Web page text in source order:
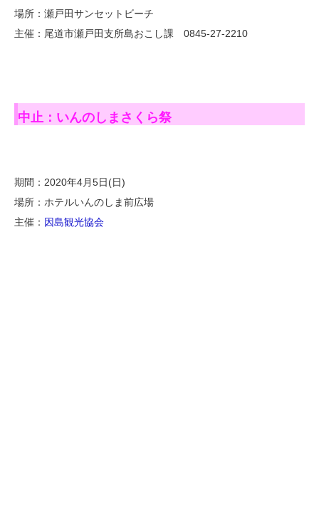
場所：瀬戸田サンセットビーチ
主催：尾道市瀬戸田支所島おこし課 0845-27-2210
中止：いんのしまさくら祭
期間：2020年4月5日(日)
場所：ホテルいんのしま前広場
主催： 因島観光協会